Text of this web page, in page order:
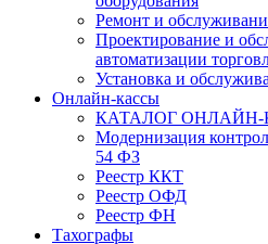
Ремонт и
Проектирование и
автоматизации
Установка и
Онлайн-кассы
КАТАЛОГ ОНЛАЙН-
Модернизация
54 ФЗ
Реестр ККТ
Реестр ОФД
Реестр ФН
Тахографы